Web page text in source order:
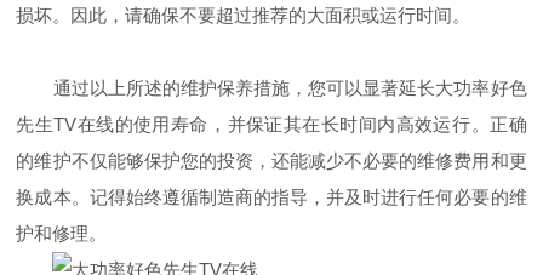
损坏。因此，请确保不要超过推荐的大面积或运行时间。
通过以上所述的维护保养措施，您可以显著延长大功率好色
先生TV在线的使用寿命，并保证其在长时间内高效运行。正确
的维护不仅能够保护您的投资，还能减少不必要的维修费用和更
换成本。记得始终遵循制造商的指导，并及时进行任何必要的维
护和修理。